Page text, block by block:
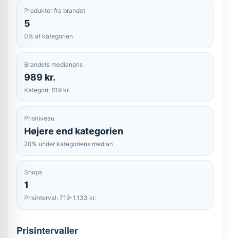
Produkter fra brandet
5
0% af kategorien
Brandets medianpris
989 kr.
Kategori: 819 kr.
Prisniveau
Højere end kategorien
20% under kategoriens median
Shops
1
Prisinterval: 719-1.133 kr.
Prisintervaller